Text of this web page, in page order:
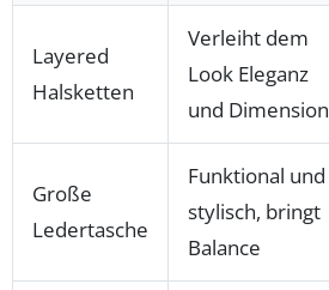
Layered
Halsketten
Verleiht dem
Look Eleganz
und Dimension
Große
Ledertasche
Funktional und
stylisch, bringt
Balance